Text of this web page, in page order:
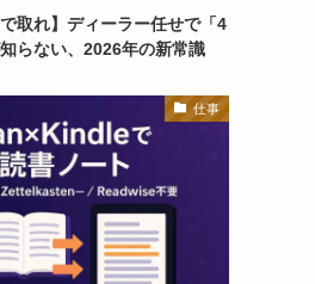
で取れ】ディーラー任せで「4
らない、2026年の新常識
仕事